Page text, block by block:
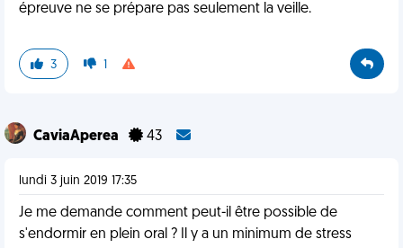
épreuve ne se prépare pas seulement la veille.
3 1
CaviaAperea 43
lundi 3 juin 2019 17:35
Je me demande comment peut-il être possible de
s'endormir en plein oral ? Il y a un minimum de stress